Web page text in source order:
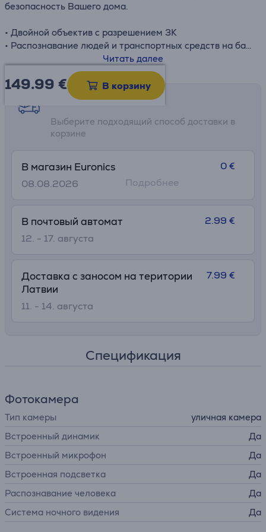
безопасность Вашего дома.
• Двойной объектив с разрешением 3K
• Распознавание людей и транспортных средств на базе
• Панорамный охват на 360°
• Цветное ночное видение
• Двусторонняя аудиосвязь
• Активная защита с сиреной и мигающими огнями
Читать далее
149.99 € В корзину
Возможности доставки
Выберите подходящий способ доставки в
корзине
В магазин Euronics
08.08.2026
0 €
Подробнее
В почтовый автомат
12. - 17. августа
2.99 €
Доставка с заносом на територии
Латвии
11. - 14. августа
7.99 €
Спецификация
Фотокамера
Тип камеры
уличная камера
Встроенный динамик
Да
Встроенный микрофон
Да
Встроенная подсветка
Да
Распознавание человека
Да
Система ночного видения
Да